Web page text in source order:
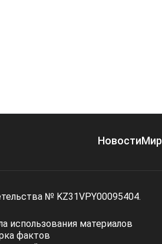
НовостиМир
№ KZ31VPY00095404.
использования материалов
фактов